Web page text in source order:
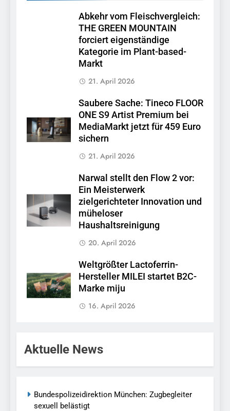
Abkehr vom Fleischvergleich:
THE GREEN MOUNTAIN
forciert eigenständige
Kategorie im Plant-based-
Markt
21. April 2026
Saubere Sache: Tineco FLOOR
ONE S9 Artist Premium bei
MediaMarkt jetzt für 459 Euro
sichern
21. April 2026
Narwal stellt den Flow 2 vor:
Ein Meisterwerk
zielgerichteter Innovation und
müheloser
Haushaltsreinigung
20. April 2026
Weltgrößter Lactoferrin-
Hersteller MILEI startet B2C-
Marke miju
16. April 2026
Aktuelle News
Bundespolizeidirektion München: Zugbegleiter
sexuell belästigt